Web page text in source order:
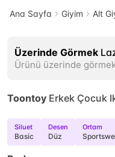
Ana Sayfa Giyim Alt
Üzerinde Görmek
Ürünü üzerinde
Toontoy Erkek Çocuk
Siluet
Basic
Desen
Düz
Ortam